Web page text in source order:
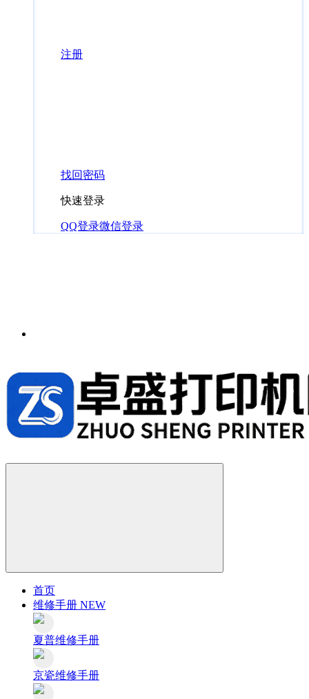
注册
找回密码
快速登录
QQ登录微信登录
首页
维修手册 NEW
夏普维修手册
京瓷维修手册